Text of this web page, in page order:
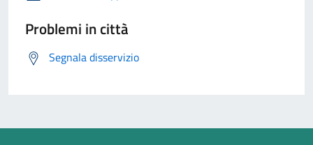
Problemi in città
Segnala disservizio